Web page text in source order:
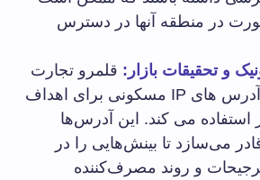
در منطقه آنها در دسترس
و تحقیقات بازار: قلمرو تجارت
الکترونیک از آدرس های IP مسکونی برای اهداف
استفاده می کند. این آدرس‌ها
می‌سازد تا بینش‌هایی را در
و روند مصرف‌کننده